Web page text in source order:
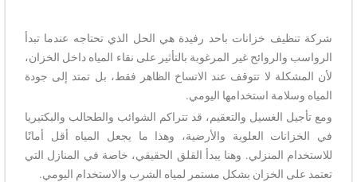
شركة تنظيف خزانات باحد رفيدة هي الحل الذي تحتاجه عندما تبدأ
الرواسب والروائح غير المرغوبة بالتأثير على نقاء المياه داخل الخزان،
لأن المشكلة لا تتوقف عند الاتساخ الظاهر فقط، بل تمتد إلى جودة
المياه وسلامة استخدامها اليومي.
ومع تأجيل الغسيل والتعقيم، قد تتراكم الشوائب والطحالب والبكتيريا
في الخزانات العلوية والأرضية، وهذا ما يجعل المياه أقل أمانًا
للاستخدام المنزلي. وهنا يبدأ القلق الحقيقي، خاصة في المنازل التي
تعتمد على الخزان بشكل مستمر لمياه الشرب والاستخدام اليومي.